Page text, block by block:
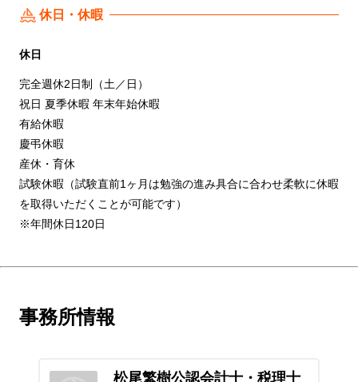
休日・休暇
休日
完全週休2日制（土／日）
祝日 夏季休暇 年末年始休暇
有給休暇
慶弔休暇
産休・育休
試験休暇（試験直前1ヶ月は勉強の進み具合に合わせ柔軟に休暇
を取得いただくことが可能です）
※年間休日120日
事務所情報
松尾繁樹公認会計士・税理士